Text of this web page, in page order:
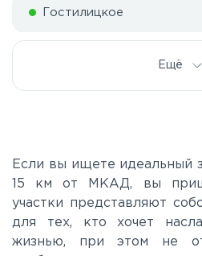
Гостилицкое
Киевское
Ленинградское
Ещё
Если вы ищете идеальный
15 км от МКАД, вы
участки представляют
для тех, кто хочет
жизнью, при этом не